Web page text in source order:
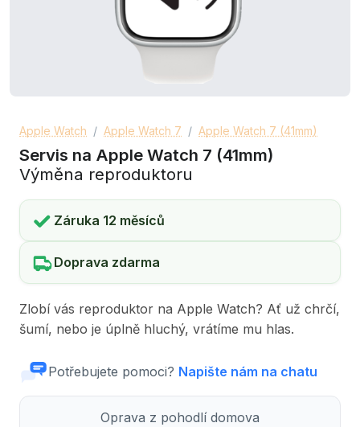
Apple Watch Apple Watch 7 Apple Watch 7 (41mm)
Servis na Apple Watch 7 (41mm)
Výměna reproduktoru
Záruka 12 měsíců
Doprava zdarma
Zlobí vás reproduktor na Apple Watch? Ať už chrčí,
šumí, nebo je úplně hluchý, vrátíme mu hlas.
Potřebujete pomoci? Napište nám na chatu
Oprava z pohodlí domova